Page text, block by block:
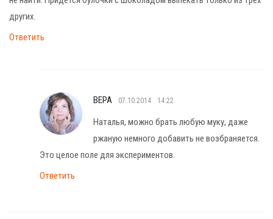
других.
Ответить
ВЕРА 07.10.2014 14:22
Наталья, можно брать любую муку, даже
ржаную немного добавить не возбраняется.
Это целое поле для экспериментов.
Ответить